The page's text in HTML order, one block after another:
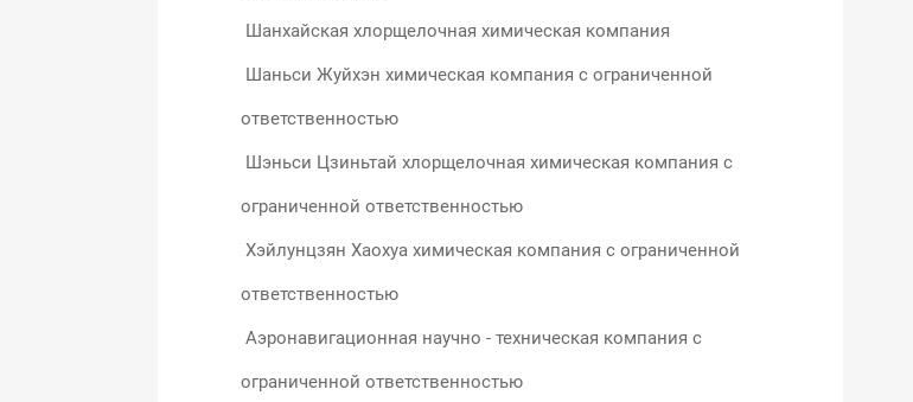
Шанхайская хлорщелочная химическая компания
Шаньси Жуйхэн химическая компания с ограниченной
ответственностью
Шэньси Цзиньтай хлорщелочная химическая компания с
ограниченной ответственностью
Хэйлунцзян Хаохуа химическая компания с ограниченной
ответственностью
Аэронавигационная научно - техническая компания с
ограниченной ответственностью